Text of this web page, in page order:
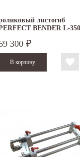
листогиб
BENDER L-350
300 ₽